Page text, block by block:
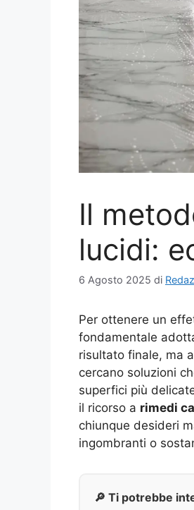
Il
lucidi:
6 Agosto 2025 di
Per ottenere un
fondamentale
risultato finale, ma
cercano soluzioni
superfici più
il ricorso a rimedi
chiunque desideri
ingombranti o
🔎 Ti potrebbe